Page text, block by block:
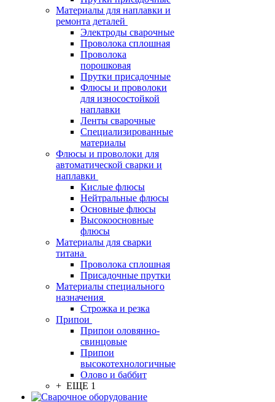
Материалы для наплавки и
ремонта деталей
Электроды сварочные
Проволока сплошная
Проволока
порошковая
Прутки присадочные
Флюсы и проволоки
для износостойкой
наплавки
Ленты сварочные
Специализированные
материалы
Флюсы и проволоки для
автоматической сварки и
наплавки
Кислые флюсы
Нейтральные флюсы
Основные флюсы
Высокоосновные
флюсы
Материалы для сварки
титана
Проволока сплошная
Присадочные прутки
Материалы специального
назначения
Строжка и резка
Припои
Припои оловянно-
свинцовые
Припои
высокотехнологичные
Олово и баббит
+ ЕЩЕ 1